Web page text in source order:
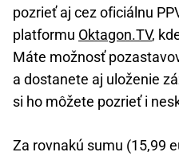
pozrieť aj cez oficiálnu
platformu Oktagon.TV,
Máte možnosť
a dostanete aj uloženie
si ho môžete pozrieť i
Za rovnakú sumu (15,99